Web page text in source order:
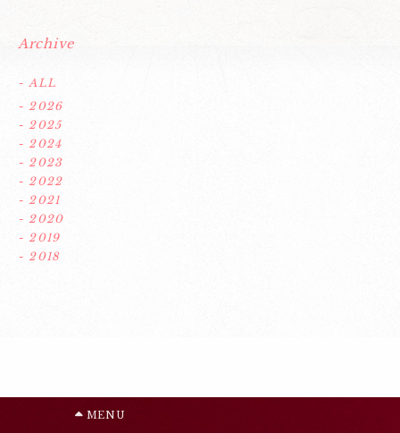
Archive
- ALL
- 2026
- 2025
- 2024
- 2023
- 2022
- 2021
- 2020
- 2019
- 2018
MENU